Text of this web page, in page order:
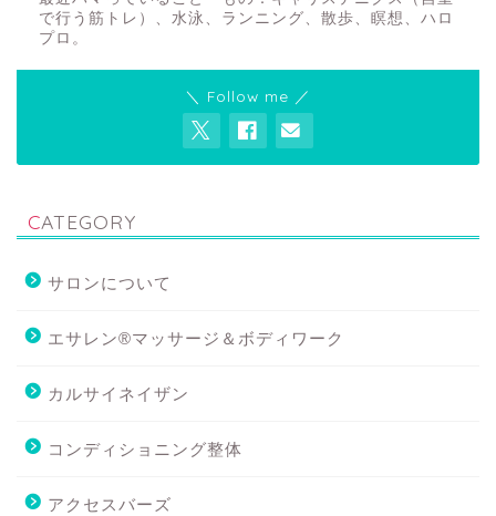
で行う筋トレ）、水泳、ランニング、散歩、瞑想、ハロ
プロ。
＼ Follow me ／
CATEGORY
サロンについて
エサレン®マッサージ＆ボディワーク
カルサイネイザン
コンディショニング整体
アクセスバーズ